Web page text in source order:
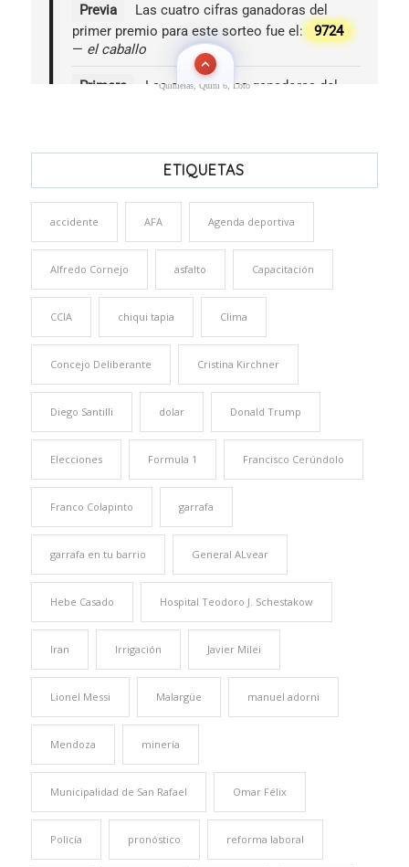
Quinielas, Quini 6, Loto
ETIQUETAS
accidente AFA Agenda deportiva
Alfredo Cornejo asfalto Capacitación
CCIA chiqui tapia Clima
Concejo Deliberante Cristina Kirchner
Diego Santilli dolar Donald Trump
Elecciones Formula 1 Francisco Cerúndolo
Franco Colapinto garrafa
garrafa en tu barrio General ALvear
Hebe Casado Hospital Teodoro J. Schestakow
Iran Irrigación Javier Milei
Lionel Messi Malargüe manuel adorni
Mendoza minería
Municipalidad de San Rafael Omar Félix
Policía pronóstico reforma laboral